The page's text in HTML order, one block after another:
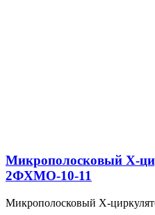
Микрополосковый X-
2ФХМО-10-11
Микрополосковый X-